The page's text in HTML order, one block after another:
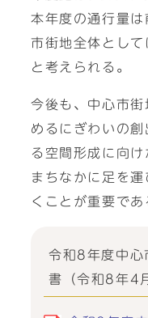
本年度の通行量
市街地全体とし
と考えられる。
今後も、中心市
めるにぎわいの
る空間形成に向け
まちなかに足を
くことが重要であ
令和8年度中心
書（令和8年4